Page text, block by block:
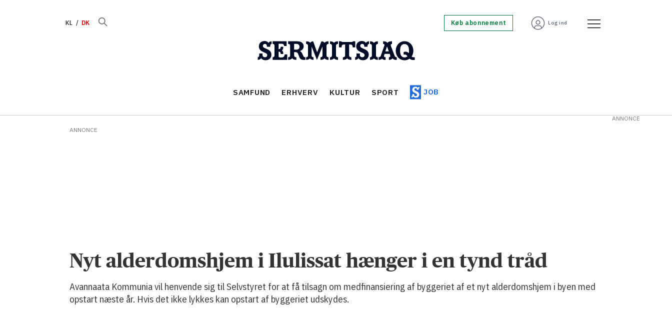
KL DK Køb abonnement Log ind
SAMFUND ERHVERV KULTUR SPORT JOB
ANNONCE
Nyt alderdomshjem i Ilulissat hænger i en tynd tråd
Avannaata Kommunia vil henvende sig til Selvstyret for at få tilsagn om medfinansiering af byggeriet af et nyt alderdomshjem i byen med
opstart næste år. Hvis det ikke lykkes kan opstart af byggeriet udskydes.
ANNONCE